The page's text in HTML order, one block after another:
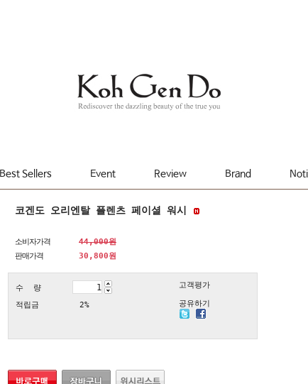
Best Sellers Event Review Brand
코겐도 오리엔탈 플렌츠 페이셜 워시
소비자가격
44,000원
판매가격
30,800원
수 량
적립금
2%
고객평가
공유하기